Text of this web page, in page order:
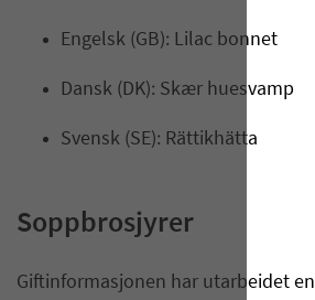
Engelsk (GB): Lilac bonnet
Dansk (DK): Skær huesvamp
Svensk (SE): Rättikhätta
Soppbrosjyrer
​Giftinformasjonen har utarbeidet en